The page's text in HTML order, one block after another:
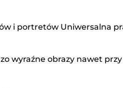
i portretów Uniwersalna
wyraźne obrazy nawet przy